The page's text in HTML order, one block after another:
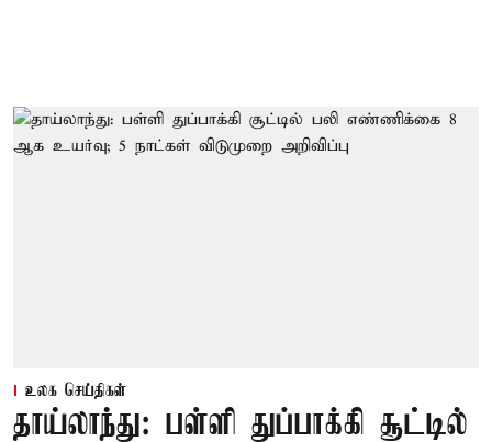
உலக செய்திகள்
தாய்லாந்து: பள்ளி துப்பாக்கி சூட்டில்